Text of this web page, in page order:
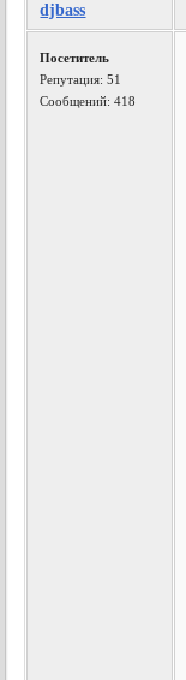
djbass
Посетитель
Репутация:51
Сообщений: 418